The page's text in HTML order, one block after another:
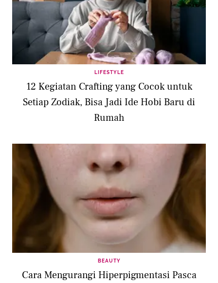
LIFESTYLE
12 Kegiatan Crafting yang Cocok untuk
Setiap Zodiak, Bisa Jadi Ide Hobi Baru di
Rumah
BEAUTY
Cara Mengurangi Hiperpigmentasi Pasca